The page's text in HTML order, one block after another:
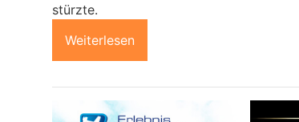
stürzte.
Weiterlesen